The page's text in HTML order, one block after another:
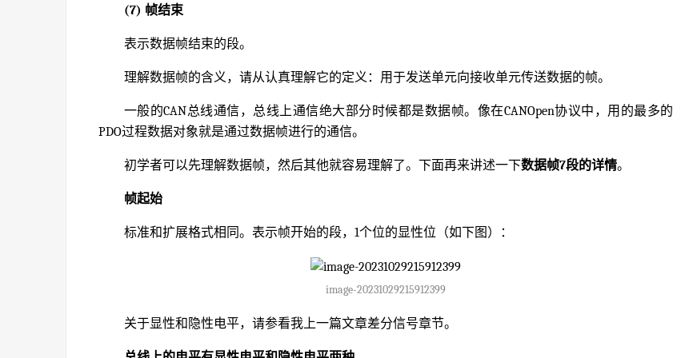
(7) 帧结束
表示数据帧结束的段。
理解数据帧的含义，请从认真理解它的定义：用于发送单元向接收单元传送数据的帧。
一般的CAN总线通信，总线上通信绝大部分时候都是数据帧。像在CANOpen协议中，用的最多的
PDO过程数据对象就是通过数据帧进行的通信。
初学者可以先理解数据帧，然后其他就容易理解了。下面再来讲述一下数据帧7段的详情。
帧起始
标准和扩展格式相同。表示帧开始的段，1个位的显性位（如下图）：
image-20231029215912399
关于显性和隐性电平，请参看我上一篇文章差分信号章节。